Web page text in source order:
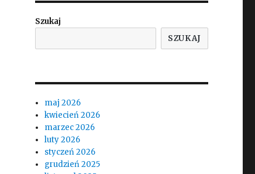
Szukaj
SZUKAJ
maj 2026
kwiecień 2026
marzec 2026
luty 2026
styczeń 2026
grudzień 2025